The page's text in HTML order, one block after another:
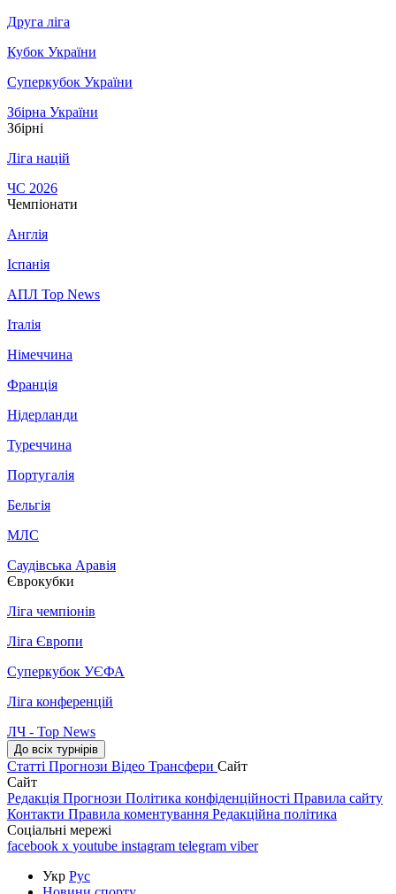
Друга ліга
Кубок України
Суперкубок України
Збірна України
Збірні
Ліга націй
ЧС 2026
Чемпіонати
Англія
Іспанія
АПЛ Top News
Італія
Німеччина
Франція
Нідерланди
Туреччина
Португалія
Бельгія
МЛС
Саудівська Аравія
Єврокубки
Ліга чемпіонів
Ліга Європи
Суперкубок УЄФА
Ліга конференцій
ЛЧ - Top News
До всіх турнірів
Статті Прогнози Відео Трансфери Сайт
Сайт
Редакція Прогнози Політика конфіденційності Правила сайту
Контакти Правила коментування Редакційна політика
Соціальні мережі
facebook x youtube instagram telegram viber
Укр Рус